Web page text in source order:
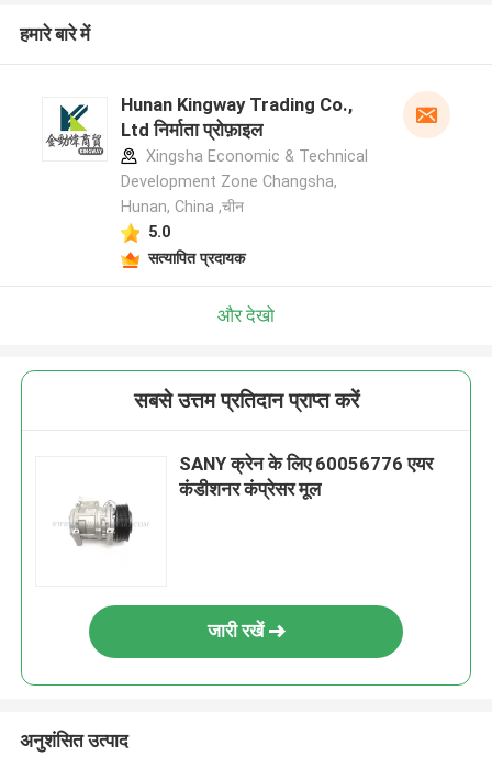
हमारे बारे में
Hunan Kingway Trading Co.,
Ltd निर्माता प्रोफ़ाइल
Xingsha Economic & Technical
Development Zone Changsha,
Hunan, China ,चीन
5.0
सत्यापित प्रदायक
और देखो
सबसे उत्तम प्रतिदान प्राप्त करें
SANY क्रेन के लिए 60056776 एयर
कंडीशनर कंप्रेसर मूल
जारी रखें
अनुशंसित उत्पाद